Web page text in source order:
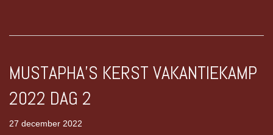
MUSTAPHA’S KERST VAKANTIEKAMP
2022 DAG 2
27 december 2022